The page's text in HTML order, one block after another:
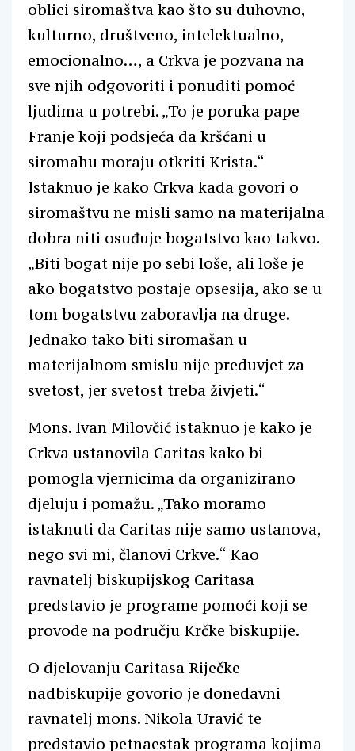
oblici siromaštva kao što su duhovno,
kulturno, društveno, intelektualno,
emocionalno…, a Crkva je pozvana na
sve njih odgovoriti i ponuditi pomoć
ljudima u potrebi. „To je poruka pape
Franje koji podsjeća da kršćani u
siromahu moraju otkriti Krista.“
Istaknuo je kako Crkva kada govori o
siromaštvu ne misli samo na materijalna
dobra niti osuđuje bogatstvo kao takvo.
„Biti bogat nije po sebi loše, ali loše je
ako bogatstvo postaje opsesija, ako se u
tom bogatstvu zaboravlja na druge.
Jednako tako biti siromašan u
materijalnom smislu nije preduvjet za
svetost, jer svetost treba živjeti.“
Mons. Ivan Milovčić istaknuo je kako je
Crkva ustanovila Caritas kako bi
pomogla vjernicima da organizirano
djeluju i pomažu. „Tako moramo
istaknuti da Caritas nije samo ustanova,
nego svi mi, članovi Crkve.“ Kao
ravnatelj biskupijskog Caritasa
predstavio je programe pomoći koji se
provode na području Krčke biskupije.
O djelovanju Caritasa Riječke
nadbiskupije govorio je donedavni
ravnatelj mons. Nikola Uravić te
predstavio petnaestak programa kojima